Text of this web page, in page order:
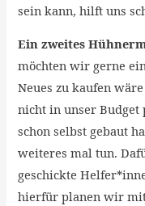
sein kann, hilft uns
Ein zweites
möchten wir gerne
Neues zu kaufen
nicht in unser Budget
schon selbst gebaut
weiteres mal tun.
geschickte
hierfür planen wir